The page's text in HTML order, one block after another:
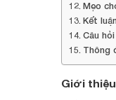
Mẹo
Kết
Câu
Thông
Giới